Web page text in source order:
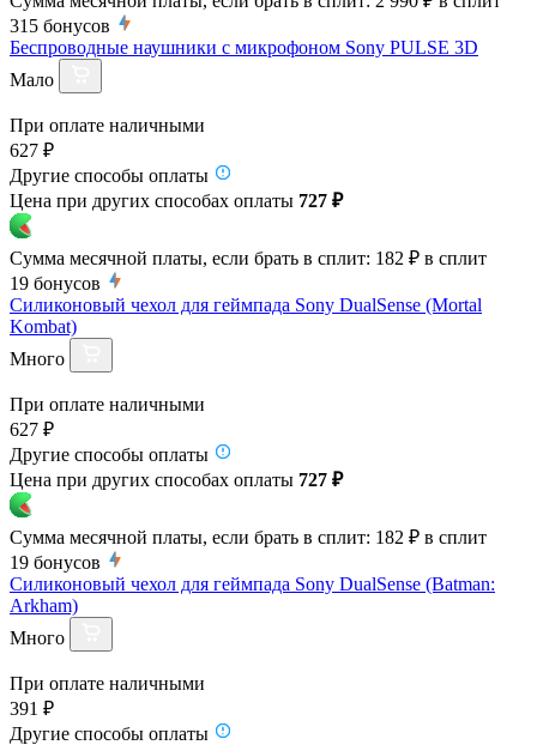
315 бонусов
Беспроводные наушники с микрофоном Sony PULSE 3D
Мало
При оплате наличными
627 ₽
Другие способы оплаты
Цена при других способах оплаты 727 ₽
Сумма месячной платы, если брать в сплит: 182 ₽ в сплит
19 бонусов
Силиконовый чехол для геймпада Sony DualSense (Mortal
Kombat)
Много
При оплате наличными
627 ₽
Другие способы оплаты
Цена при других способах оплаты 727 ₽
Сумма месячной платы, если брать в сплит: 182 ₽ в сплит
19 бонусов
Силиконовый чехол для геймпада Sony DualSense (Batman:
Arkham)
Много
При оплате наличными
391 ₽
Другие способы оплаты